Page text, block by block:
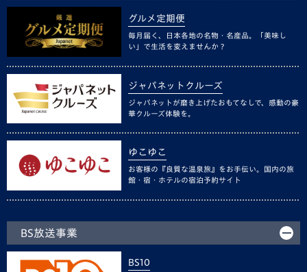
グルメ定期便
毎月届く、日本各地の名物・名産品。「美味し
い」で生活を変えませんか？
ジャパネットクルーズ
ジャパネットが磨き上げたおもてなしで、感動の豪
華クルーズ体験を。
ゆこゆこ
お客様の『良質な温泉旅』をお手伝い。国内の旅
館・宿・ホテルの宿泊予約サイト
BS放送事業
BS10